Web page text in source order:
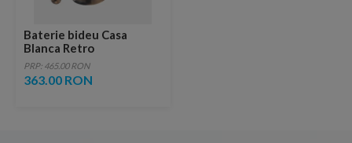
Baterie bideu Casa
Blanca Retro
PRP: 465.00 RON
363.00 RON